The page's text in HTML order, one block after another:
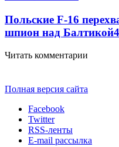
Польские F-16
шпион над Балтикой
Читать комментарии
Полная версия сайта
Facebook
Twitter
RSS-ленты
E-mail рассылка